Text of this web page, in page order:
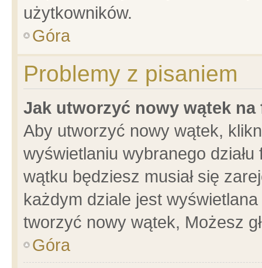
użytkowników.
Góra
Problemy z pisaniem
Jak utworzyć nowy wątek na
Aby utworzyć nowy wątek,
wyświetlaniu wybranego
wątku będziesz musiał się
każdym dziale jest
tworzyć nowy wątek, Możesz
Góra